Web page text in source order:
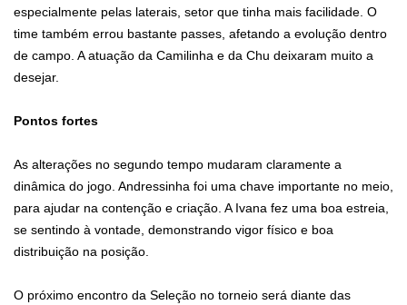
especialmente pelas laterais, setor que tinha mais facilidade. O
time também errou bastante passes, afetando a evolução dentro
de campo. A atuação da Camilinha e da Chu deixaram muito a
desejar.
Pontos fortes
As alterações no segundo tempo mudaram claramente a
dinâmica do jogo. Andressinha foi uma chave importante no meio,
para ajudar na contenção e criação. A Ivana fez uma boa estreia,
se sentindo à vontade, demonstrando vigor físico e boa
distribuição na posição.
O próximo encontro da Seleção no torneio será diante das